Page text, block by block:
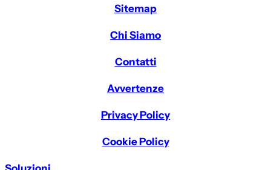
Sitemap
Chi Siamo
Contatti
Avvertenze
Privacy Policy
Cookie Policy